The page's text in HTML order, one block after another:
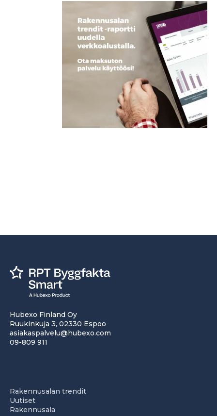
Hubexo Finland Oy
Ruukinkuja 3, 02330 Espoo
asiakaspalvelu@hubexo.com
09-809 911
Rakennusalan trendit
Uutiset
Rakennusala